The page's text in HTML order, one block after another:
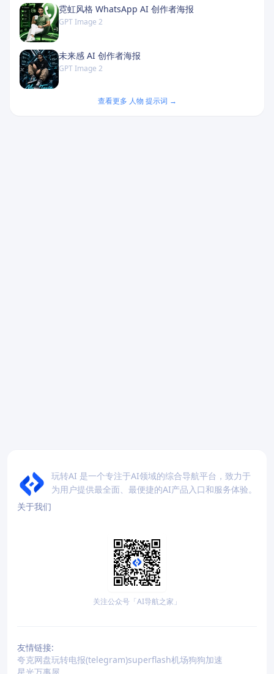
霓虹风格 WhatsApp AI 创作者海报
GPT Image 2
未来感 AI 创作者海报
GPT Image 2
查看更多 人物 提示词 →
玩转AI 是一个专注于AI领域的综合导航平台，致力于
为用户提供最全面、最便捷的AI产品入口和服务体验。
关于我们
关注公众号「AI导航之家」
友情链接:
夸克网盘玩转电报(telegram)superflash机场狗狗加速